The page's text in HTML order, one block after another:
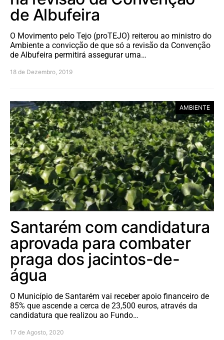
de Albufeira
O Movimento pelo Tejo (proTEJO) reiterou ao ministro do
Ambiente a convicção de que só a revisão da Convenção
de Albufeira permitirá assegurar uma…
18 de Dezembro, 2019
AMBIENTE
Santarém com candidatura
aprovada para combater
praga dos jacintos-de-
água
O Município de Santarém vai receber apoio financeiro de
85% que ascende a cerca de 23,500 euros, através da
candidatura que realizou ao Fundo…
17 de Agosto, 2020